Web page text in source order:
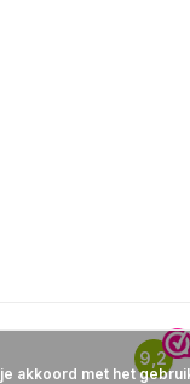
9,2
akkoord met het